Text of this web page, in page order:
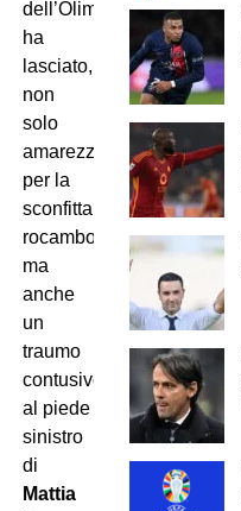
dell’Olimpico
ha
lasciato,
non
solo
amarezza
per la
sconfitta
rocambolesca
ma
anche
un
traumo
contusivo
al piede
sinistro
di
Mattia